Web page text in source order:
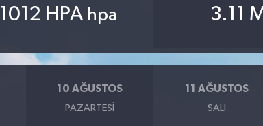
1012 HPA hpa 3.11
10 AĞUSTOS
PAZARTESI
11 AĞUSTOS
SALI